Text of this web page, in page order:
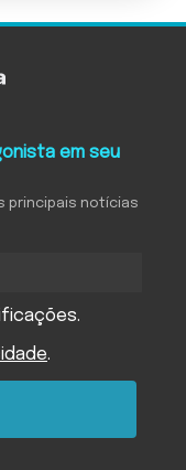
em seu
principais notícias
.